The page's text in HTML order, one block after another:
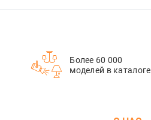
Более 60 000
моделей в каталоге